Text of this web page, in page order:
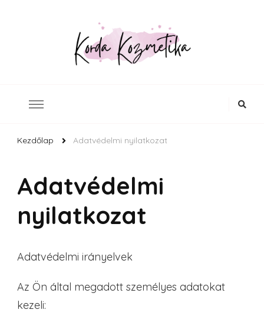
Kezdőlap Adatvédelmi nyilatkozat
Adatvédelmi
nyilatkozat
Adatvédelmi irányelvek
Az Ön által megadott személyes adatokat
kezeli: